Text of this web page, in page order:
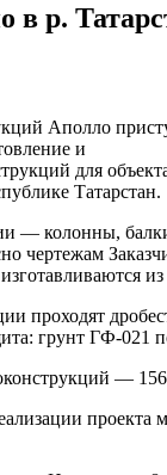
в р.
Аполло
и
для
Татарстан.
— колонны,
чертежам
проходят
грунт ГФ-021
—
проекта